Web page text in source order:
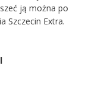
ją można po
Szczecin Extra.